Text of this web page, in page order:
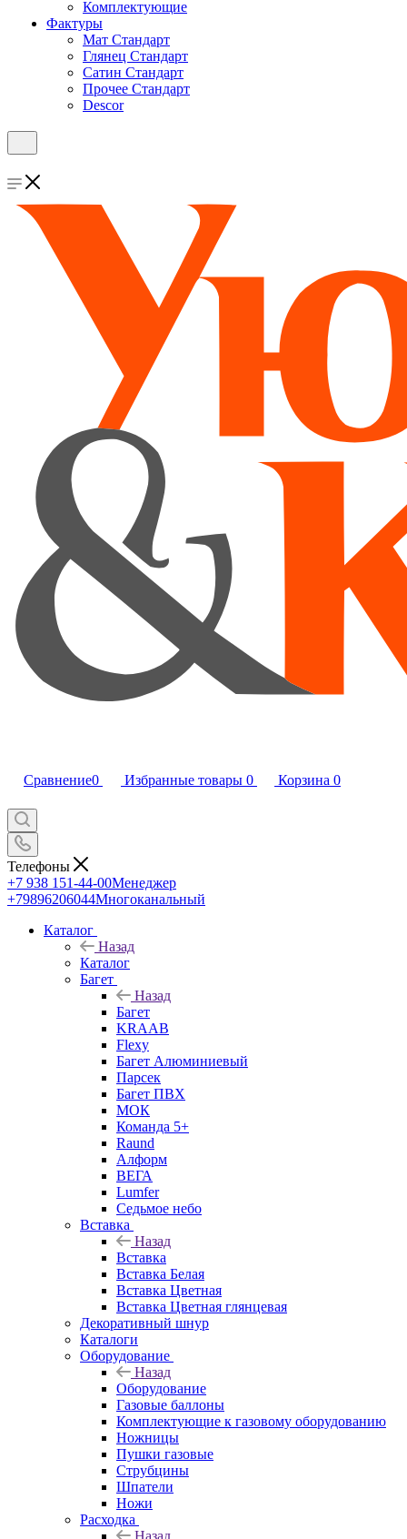
Комплектующие
Фактуры
Мат Стандарт
Глянец Стандарт
Сатин Стандарт
Прочее Стандарт
Descor
Сравнение0 Избранные товары 0 Корзина 0
Телефоны
+7 938 151-44-00Менеджер
+79896206044Многоканальный
Каталог
Назад
Каталог
Багет
Назад
Багет
KRAAB
Flexy
Багет Алюминиевый
Парсек
Багет ПВХ
МОК
Команда 5+
Raund
Алформ
ВЕГА
Lumfer
Седьмое небо
Вставка
Назад
Вставка
Вставка Белая
Вставка Цветная
Вставка Цветная глянцевая
Декоративный шнур
Каталоги
Оборудование
Назад
Оборудование
Газовые баллоны
Комплектующие к газовому оборудованию
Ножницы
Пушки газовые
Струбцины
Шпатели
Ножи
Расходка
Назад